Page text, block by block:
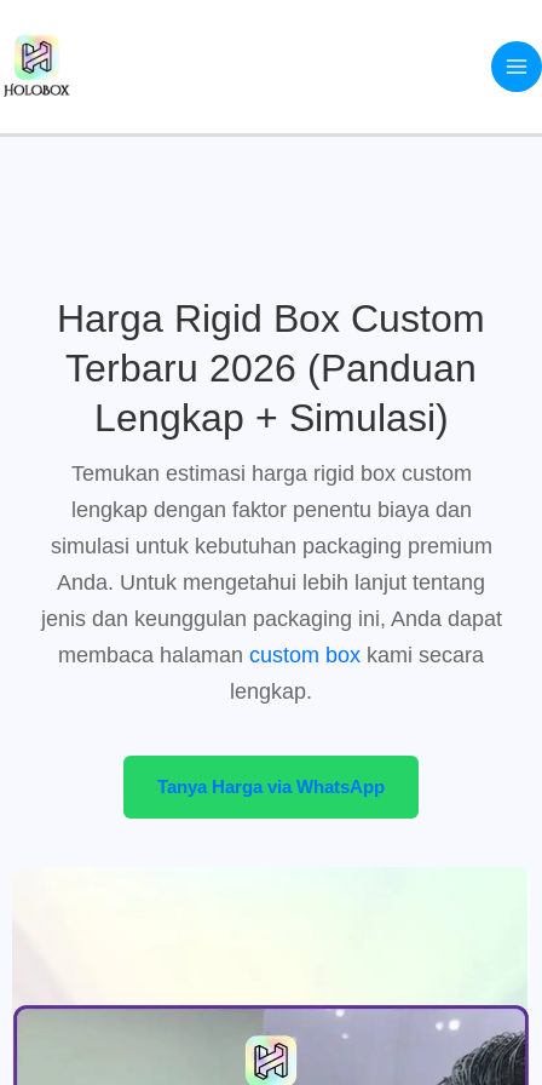
to
content
Harga Rigid Box Custom
Terbaru 2026 (Panduan
Lengkap + Simulasi)
Temukan estimasi harga rigid box custom
lengkap dengan faktor penentu biaya dan
simulasi untuk kebutuhan packaging premium
Anda. Untuk mengetahui lebih lanjut tentang
jenis dan keunggulan packaging ini, Anda dapat
membaca halaman custom box kami secara
lengkap.
Tanya Harga via WhatsApp